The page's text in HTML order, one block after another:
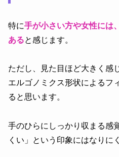
特に手が小さい方や女性には
あると感じます。
ただし、見た目ほど大きく感
エルゴノミクス形状によるフ
ると思います。
手のひらにしっかり収まる感
くい」という印象にはなりに